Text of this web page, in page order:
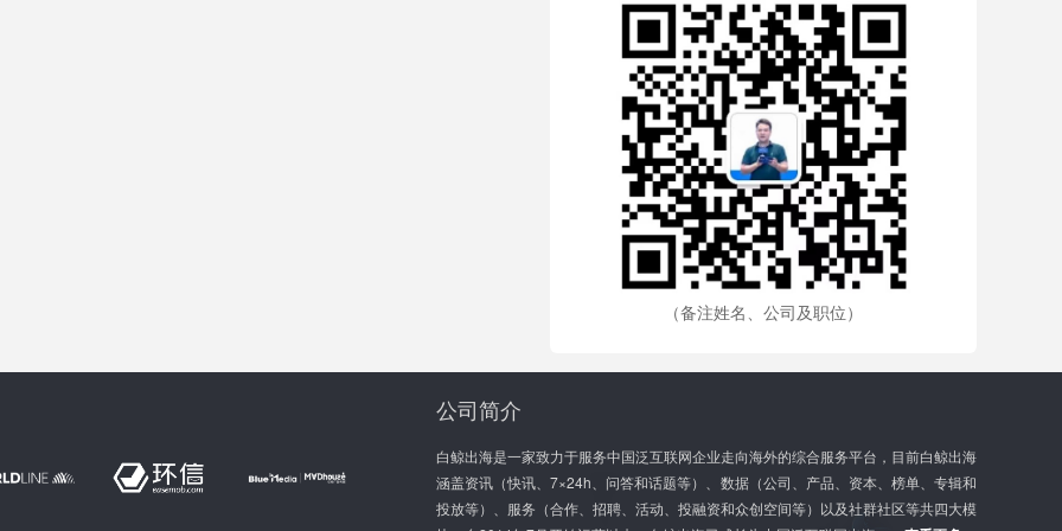
（备注姓名、公司及职位）
公司简介
白鲸出海是一家致力于服务中国泛互联网企业走向海外的综合服务平台，目前白鲸出海
涵盖资讯（快讯、7×24h、问答和话题等）、数据（公司、产品、资本、榜单、专辑和
投放等）、服务（合作、招聘、活动、投融资和众创空间等）以及社群社区等共四大模